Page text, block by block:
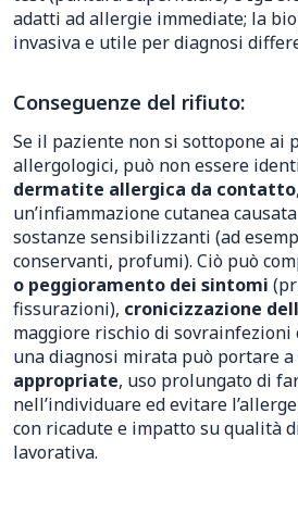
adatti ad allergie immediate; la
invasiva e utile per diagnosi
Conseguenze del rifiuto:
Se il paziente non si sottopone ai
allergologici, può non essere
dermatite allergica da contatto
un’infiammazione cutanea
sostanze sensibilizzanti (ad
conservanti, profumi). Ciò può
o peggioramento dei sintomi
fissurazioni), cronicizzazione
maggiore rischio di sovrainfezioni
una diagnosi mirata può portare a
appropriate, uso prolungato di
nell’individuare ed evitare
con ricadute e impatto su qualità
lavorativa.